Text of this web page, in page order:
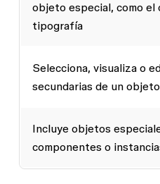
objeto especial, como el
tipografía
Selecciona, visualiza o
secundarias de un
Incluye objetos
componentes o